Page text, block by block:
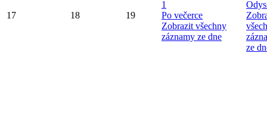
17 18 19
1
Po večerce
Zobrazit všechny
záznamy ze dne
ze